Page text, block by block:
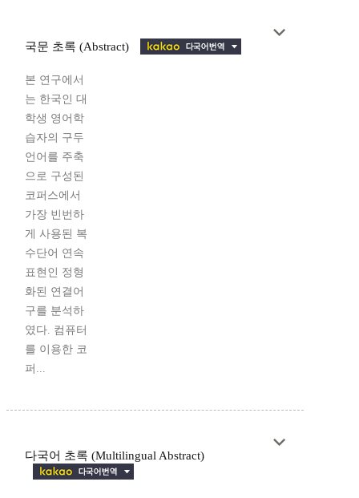
국문 초록 (Abstract)
본 연구에서
는 한국인 대
학생 영어학
습자의 구두
언어를 주축
으로 구성된
코퍼스에서
가장 빈번하
게 사용된 복
수단어 연속
표현인 정형
화된 연결어
구를 분석하
였다. 컴퓨터
를 이용한 코
퍼...
다국어 초록 (Multilingual Abstract)